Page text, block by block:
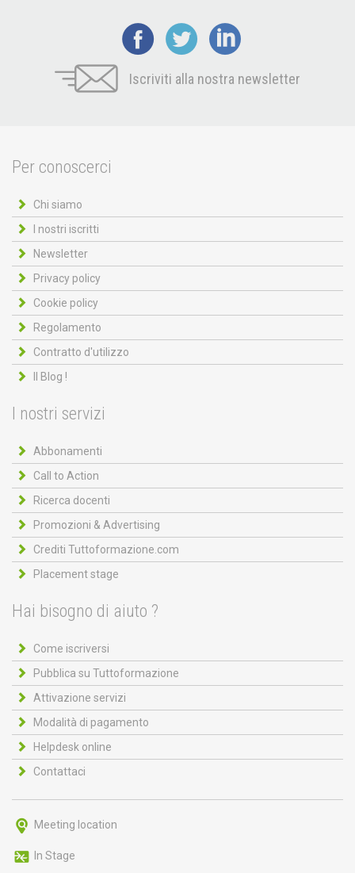
Iscriviti alla nostra newsletter
Per conoscerci
Chi siamo
I nostri iscritti
Newsletter
Privacy policy
Cookie policy
Regolamento
Contratto d'utilizzo
Il Blog !
I nostri servizi
Abbonamenti
Call to Action
Ricerca docenti
Promozioni & Advertising
Crediti Tuttoformazione.com
Placement stage
Hai bisogno di aiuto ?
Come iscriversi
Pubblica su Tuttoformazione
Attivazione servizi
Modalità di pagamento
Helpdesk online
Contattaci
Meeting location
In Stage